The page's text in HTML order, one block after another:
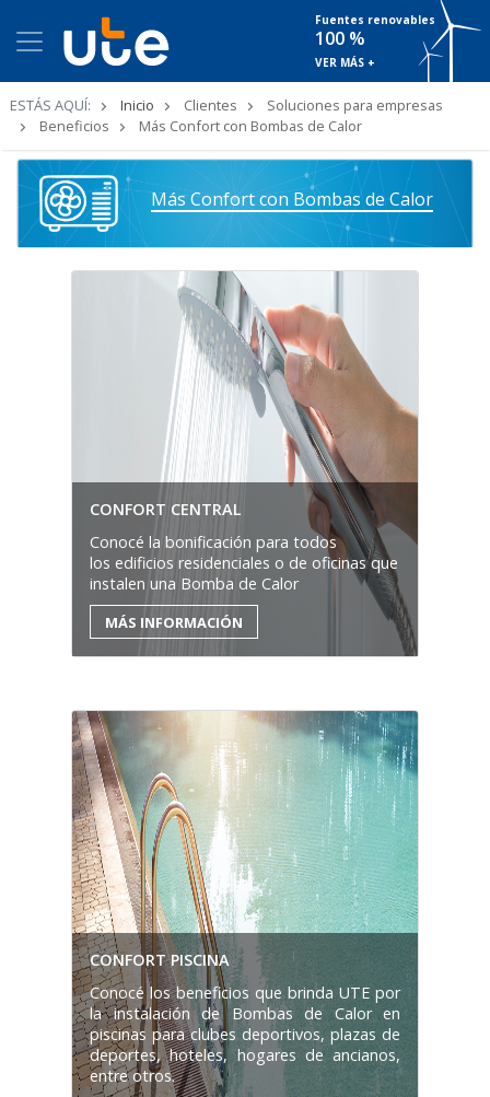
Fuentes renovables
100 %
VER MÁS +
ESTÁS AQUÍ: Inicio Clientes
Soluciones para empresas
Beneficios
Más Confort con Bombas de Calor
Más Confort con Bombas de Calor
CONFORT CENTRAL
Conocé la bonificación para todos
los edificios residenciales o de oficinas que
instalen una Bomba de Calor
MÁS INFORMACIÓN
CONFORT PISCINA
Conocé los beneficios que brinda UTE por
la instalación de Bombas de Calor en
piscinas para clubes deportivos, plazas de
deportes, hoteles, hogares de ancianos,
entre otros.